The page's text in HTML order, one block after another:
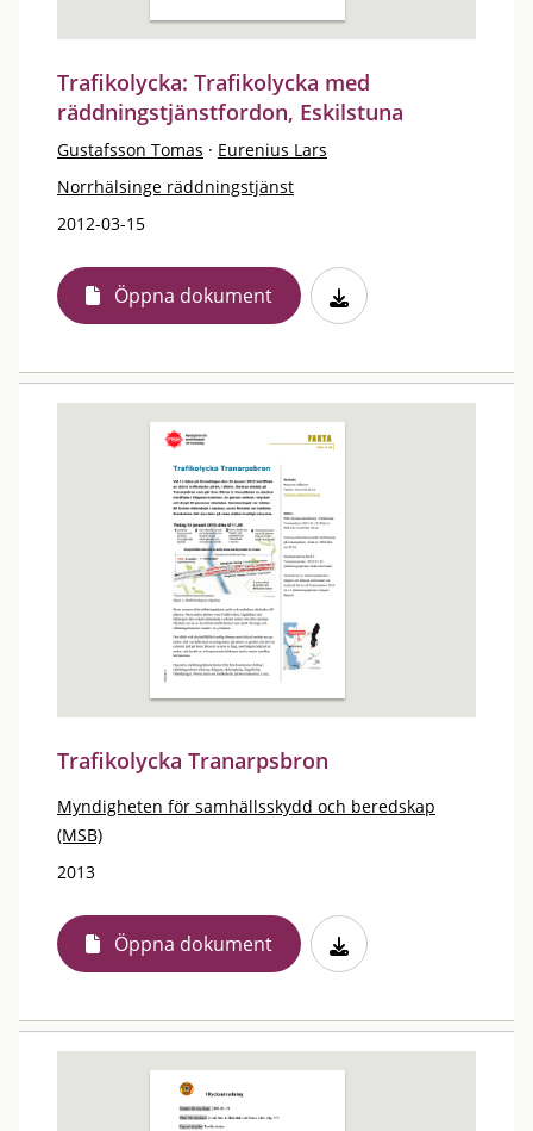
Trafikolycka: Trafikolycka med
räddningstjänstfordon, Eskilstuna
Gustafsson Tomas · Eurenius Lars
Norrhälsinge räddningstjänst
2012-03-15
Öppna dokument
Trafikolycka Tranarpsbron
Myndigheten för samhällsskydd och beredskap
(MSB)
2013
Öppna dokument